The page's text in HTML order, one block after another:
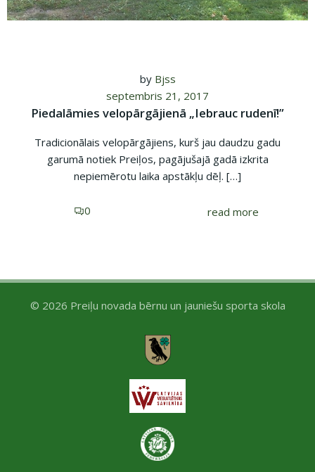
by Bjss
septembris 21, 2017
Piedalāmies velopārgājienā „Iebrauc rudenī!”
Tradicionālais velopārgājiens, kurš jau daudzu gadu
garumā notiek Preiļos, pagājušajā gadā izkrita
nepiemērotu laika apstākļu dēļ. […]
0 read more
© 2026 Preiļu novada bērnu un jauniešu sporta skola